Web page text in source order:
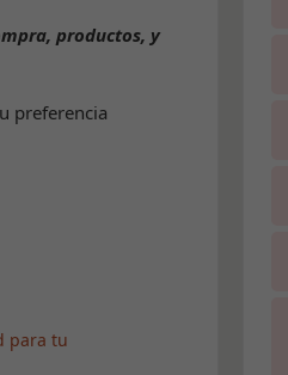
productos, y
preferencia
para tu